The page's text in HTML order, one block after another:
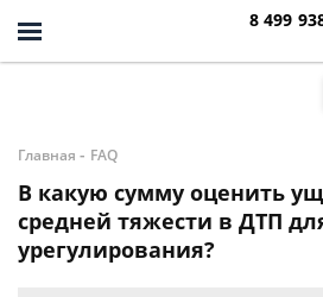
8 499
Главная - FAQ
В какую сумму оценить
средней тяжести в ДТП
урегулирования?